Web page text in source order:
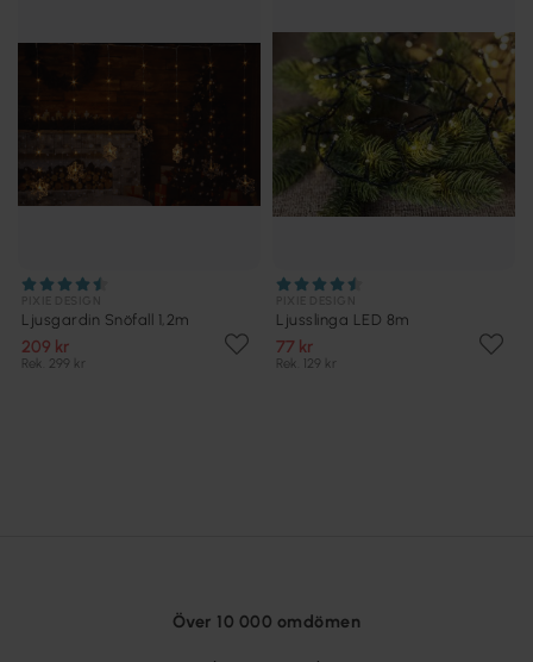
Ljusgardin Snöfall 1,2m
209 kr
Rek. 299 kr
Ljusslinga LED 8m
77 kr
Rek. 129 kr
Över 10 000 omdömen